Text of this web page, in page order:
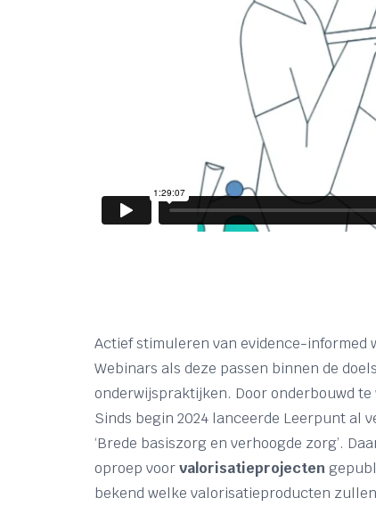
Actief stimuleren van evidence-informed
Webinars als deze passen binnen de
onderwijspraktijken. Door onderbouwd
Sinds begin 2024 lanceerde Leerpunt al
‘Brede basiszorg en verhoogde zorg’.
oproep voorvalorisatieprojecten
bekend welke valorisatieproducten